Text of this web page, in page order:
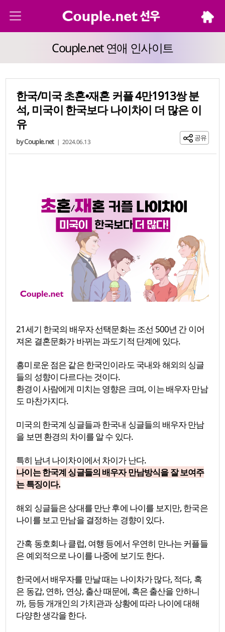
Couple.net 연애 인사이트
한국/미국 초혼⦁재혼 커플 4만1913쌍 분
석, 미국이 한국보다 나이차이 더 많은 이
유
by Couple.net | 2024.06.13 공유
21세기 한국의 배우자 선택문화는 조선 500년 간 이어
져온 결혼문화가 바뀌는 과도기적 단계에 있다.
흥미로운 점은 같은 한국인이라도 국내와 해외의 싱글
들의 성향이 다르다는 것이다.
환경이 사람에게 미치는 영향은 크며, 이는 배우자 만남
도 마찬가지다.
미국의 한국계 싱글들과 한국내 싱글들의 배우자 만남
을 보면 환경의 차이를 알 수 있다.
특히 남녀 나이차이에서 차이가 난다.
나이는 한국계 싱글들의 배우자 만남방식을 잘 보여주
는 특징이다.
해외 싱글들은 상대를 만난 후에 나이를 보지만, 한국은
나이를 보고 만남을 결정하는 경향이 있다.
간혹 동호회나 클럽, 여행 등에서 우연히 만나는 커플들
은 예외적으로 나이를 나중에 보기도 한다.
한국에서 배우자를 만날 때는 나이차가 많다, 적다, 혹
은 동갑, 연하, 연상, 출산 때문에, 혹은 출산을 안하니
까, 등등 개개인의 가치관과 상황에 따라 나이에 대해
다양한 생각을 한다.